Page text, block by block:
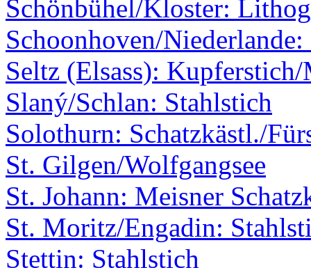
Schönbühel/Kloster:
Schoonhoven/
Seltz (Elsass):
Slaný/Schlan: Stahlstich
Solothurn: Schatzkästl./
St. Gilgen/Wolfgangsee
St. Johann: Meisner
St. Moritz/Engadin:
Stettin: Stahlstich